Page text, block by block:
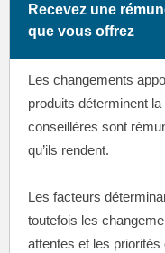
Recevez une
que vous offrez
Les changements
produits déterminent
conseillères sont
qu’ils rendent.
Les facteurs
toutefois les
attentes et les priorités